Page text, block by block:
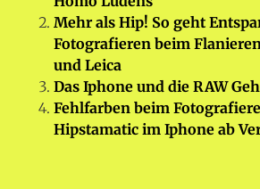
Mehr als Hip! So geht
Fotografieren beim
und Leica
Das Iphone und die RAW
Fehlfarben beim
Hipstamatic im Iphone ab